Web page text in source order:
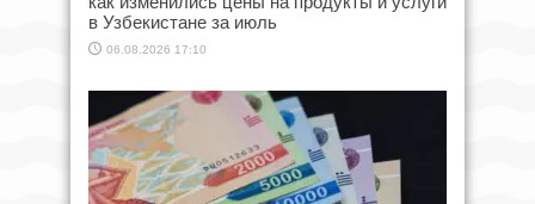
в Узбекистане за июль
06.08.2026 17:10